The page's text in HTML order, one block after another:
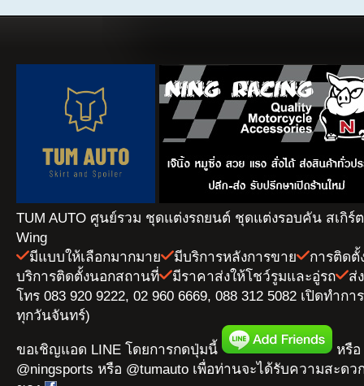
TUM AUTO ศูนย์รวม ชุดแต่งรถยนต์ ชุดแต่งรอบคัน สเกิร์
Wing
มีแบบให้เลือกมากมาย
มีบริการหลังการขาย
การติดตั้
บริการติดตั้งนอกสถานที่
มีราคาส่งให้โชว์รูมและอู่รถ
ส่
โทร 083 920 9222, 02 960 6669, 088 312 5082 เปิดทำก
ทุกวันจันทร์)
ขอเชิญแอด LINE โดยการกดปุ่มนี้
หรือ
@ningsports หรือ @tumauto เพื่อท่านจะได้รับความสะดว